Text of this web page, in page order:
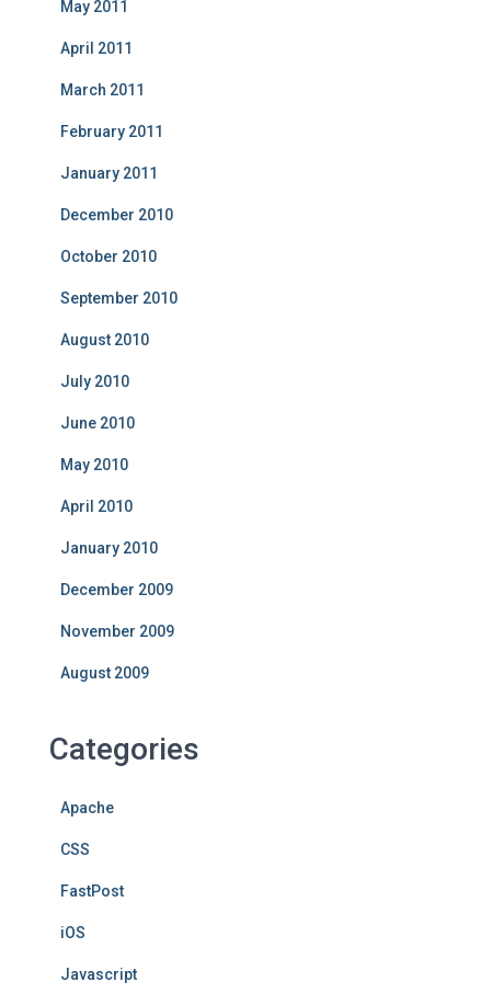
May 2011
April 2011
March 2011
February 2011
January 2011
December 2010
October 2010
September 2010
August 2010
July 2010
June 2010
May 2010
April 2010
January 2010
December 2009
November 2009
August 2009
Categories
Apache
CSS
FastPost
iOS
Javascript